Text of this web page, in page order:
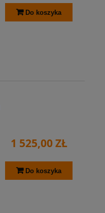
Do koszyka
1 525,00 ZŁ
Do koszyka